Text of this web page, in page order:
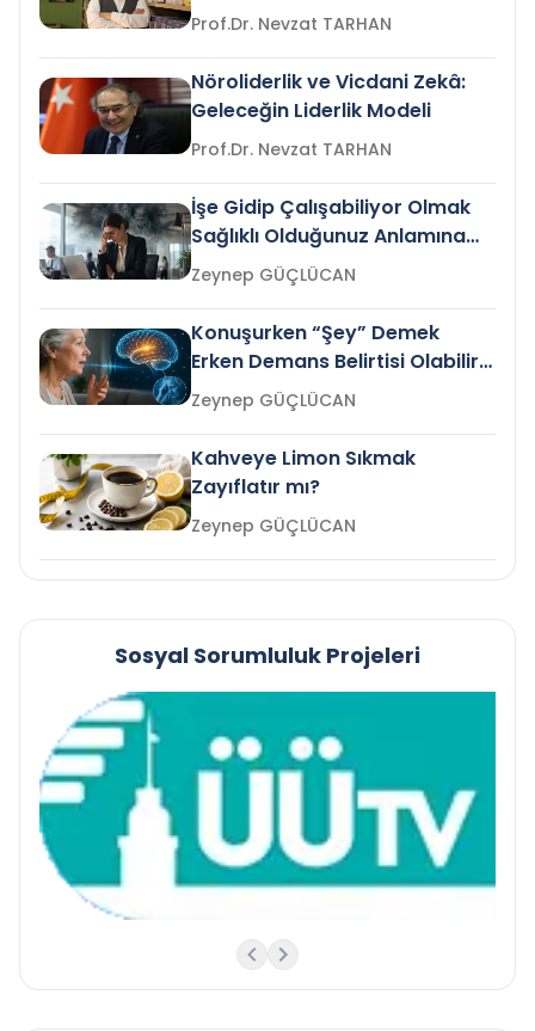
Prof.Dr. Nevzat TARHAN
Nöroliderlik ve Vicdani Zekâ:
Geleceğin Liderlik Modeli
Prof.Dr. Nevzat TARHAN
İşe Gidip Çalışabiliyor Olmak
Sağlıklı Olduğunuz Anlamına
Gelir mi?Zeynep GÜÇLÜCAN
Konuşurken “Şey” Demek
Erken Demans Belirtisi Olabilir
mi?
Zeynep GÜÇLÜCAN
Kahveye Limon Sıkmak
Zayıflatır mı?
Zeynep GÜÇLÜCAN
Sosyal Sorumluluk Projeleri